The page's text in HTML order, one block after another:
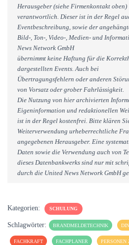
Herausgeber (siehe Firmenkontakt oben)
verantwortlich. Dieser ist in der Regel
Eventbeschreibung, sowie der
Bild-, Ton-, Video-, Medien- und
News Network GmbH
übernimmt keine Haftung für die
dargestellten Events. Auch bei
Übertragungsfehlern oder anderen
von Vorsatz oder grober Fahrlässigkeit.
Die Nutzung von hier archivierten
Eigeninformation und redaktionellen
ist in der Regel kostenfrei. Bitte klären
Weiterverwendung urheberrechtliche
angegebenen Herausgeber. Eine
Daten sowie die Verwendung auch von
dieses Datenbankwerks sind nur mit
durch die United News Network GmbH
Kategorien: SCHULUNG
Schlagwörter: BRANDMELDETECHNIK
FACHKRAFT FACHPLANER PERSONEN